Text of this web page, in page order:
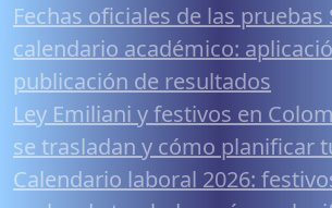
Fechas oficiales de las pruebas
calendario académico:
publicación de resultados
Ley Emiliani y festivos en
se trasladan y cómo planificar
Calendario laboral 2026: